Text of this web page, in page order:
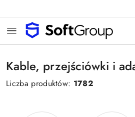
Kable, przejściówki i
Liczba produktów: 1782